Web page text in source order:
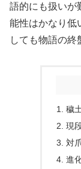
語的にも扱いが
能性はかなり低
しても物語の終
穢
現
対
進